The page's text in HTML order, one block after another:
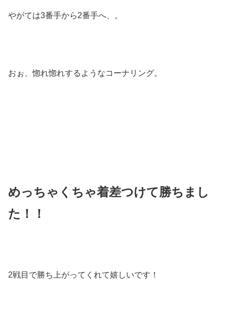
やがては3番手から2番手へ、。
おぉ、惚れ惚れするようなコーナリング。
めっちゃくちゃ着差つけて勝ちまし
た！！
2戦目で勝ち上がってくれて嬉しいです！